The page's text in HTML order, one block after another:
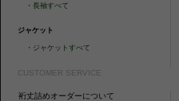
・長袖すべて
ジャケット
・ ジャケットすべて
CUSTOMER SERVICE
裄丈詰めオーダーについて